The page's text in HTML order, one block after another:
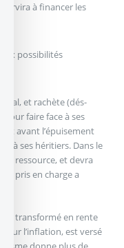
à financer les
possibilités
et rachète (dés-
pour faire face à ses
avant l’épuisement
à ses héritiers. Dans le
ressource, et devra
pris en charge a
est transformé en rente
sur l’inflation, est versé